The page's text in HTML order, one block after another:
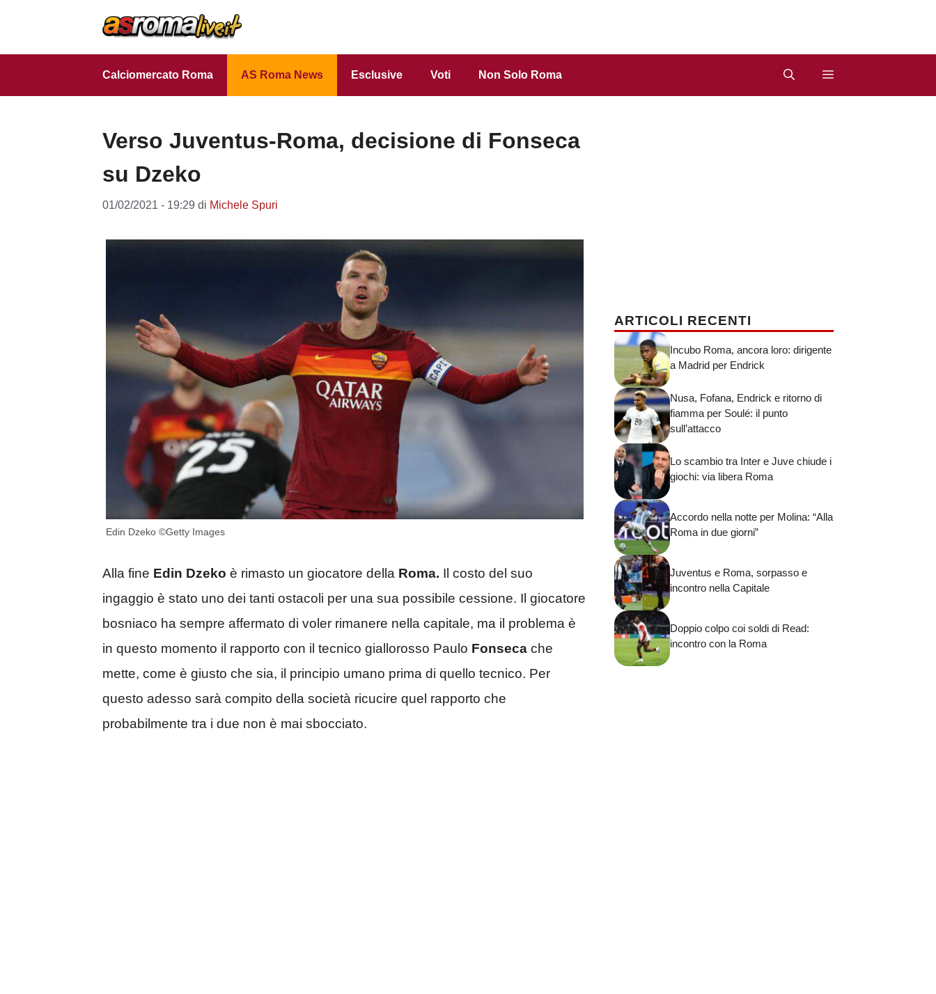
Calciomercato Roma AS Roma News Esclusive Voti Non Solo Roma
Verso Juventus-Roma, decisione di Fonseca
su Dzeko
01/02/2021 - 19:29 di Michele Spuri
Edin Dzeko ©Getty Images
Alla fine Edin Dzeko è rimasto un giocatore della Roma. Il costo del suo
ingaggio è stato uno dei tanti ostacoli per una sua possibile cessione. Il giocatore
bosniaco ha sempre affermato di voler rimanere nella capitale, ma il problema è
in questo momento il rapporto con il tecnico giallorosso Paulo Fonseca che
mette, come è giusto che sia, il principio umano prima di quello tecnico. Per
questo adesso sarà compito della società ricucire quel rapporto che
probabilmente tra i due non è mai sbocciato.
ARTICOLI RECENTI
Incubo Roma, ancora loro: dirigente
a Madrid per Endrick
Nusa, Fofana, Endrick e ritorno di
fiamma per Soulé: il punto
sull’attacco
Lo scambio tra Inter e Juve chiude i
giochi: via libera Roma
Accordo nella notte per Molina: “Alla
Roma in due giorni”
Juventus e Roma, sorpasso e
incontro nella Capitale
Doppio colpo coi soldi di Read:
incontro con la Roma